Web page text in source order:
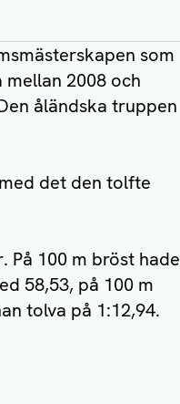
som
2008 och
åländska truppen
det den tolfte
På 100 m bröst hade
58,53, på 100 m
tolva på 1:12,94.